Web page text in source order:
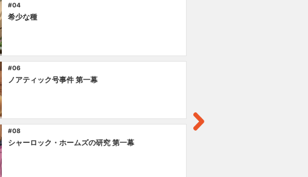
#04
希少な種
#06
ノアティック号事件 第一幕
#08
シャーロック・ホームズの研究 第一幕